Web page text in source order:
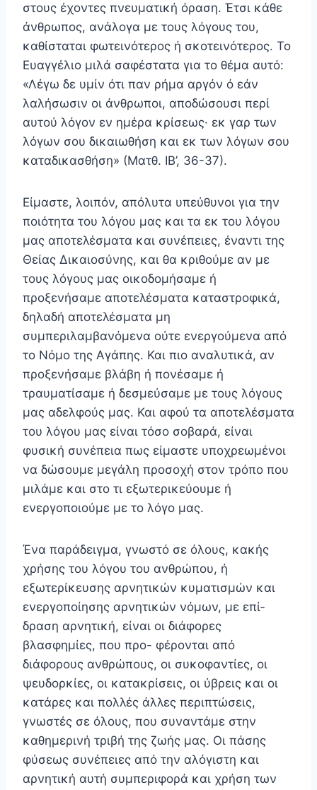
στους έχοντες πνευματική όραση. Έτσι κάθε
άν­θρωπος, ανάλογα με τους λόγους του,
καθίσταται φωτει­νότερος ή σκοτεινότερος. Το
Ευαγγέλιο μιλά σαφέστατα για το θέμα αυτό:
«Λέγω δε υμίν ότι παν ρήμα αργόν ό εάν
λαλήσωσιν οι άνθρωποι, αποδώσουσι περί
αυτού λόγον εν ημέρα κρίσεως· εκ γαρ των
λόγων σου δικαιωθήση και εκ των λόγων σου
καταδικασθήση» (Ματθ. ΙΒ’, 36-37).
Είμαστε, λοιπόν, απόλυτα υπεύθυνοι για την
ποιότητα του λόγου μας και τα εκ του λόγου
μας αποτελέσματα και συνέπειες, έναντι της
Θείας Δικαιοσύνης, και θα κριθούμε αν με
τους λόγους μας οικοδομήσαμε ή
προξενήσαμε αποτελέσματα καταστροφικά,
δηλαδή αποτελέσματα μη
συμπεριλαμβανόμενα ούτε ενεργούμενα από
το Νόμο της Αγάπης. Και πιο αναλυτικά, αν
προξενήσαμε βλάβη ή πο­νέσαμε ή
τραυματίσαμε ή δεσμεύσαμε με τους λόγους
μας αδελφούς μας. Και αφού τα αποτελέσματα
του λόγου μας είναι τόσο σοβαρά, είναι
φυσική συνέπεια πως είμαστε υποχρεωμένοι
να δώσουμε μεγάλη προσοχή στον τρόπο που
μιλάμε και στο τι εξωτερικεύουμε ή
ενεργοποιούμε με το λόγο μας.
Ένα παράδειγμα, γνωστό σε όλους, κακής
χρήσης του λόγου του ανθρώπου, ή
εξωτερίκευσης αρνητικών κυματισμών και
ενεργοποίησης αρνητικών νόμων, με επί­
δραση αρνητική, είναι οι διάφορες
βλασφημίες, που προ- φέρονται από
διάφορους ανθρώπους, οι συκοφαντίες, οι
ψευδορκίες, οι κατακρίσεις, οι ύβρεις και οι
κατάρες και πολλές άλλες περιπτώσεις,
γνωστές σε όλους, που συ­ναντάμε στην
καθημερινή τριβή της ζωής μας. Οι πάσης
φύσεως συνέπειες από την αλόγιστη και
αρνητική αυ­τή συμπεριφορά και χρήση των